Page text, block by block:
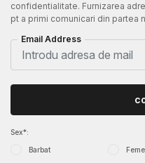
confidentialitate. Furnizarea
pt a primi comunicari din partea
Email Address
Sex*:
Barbat